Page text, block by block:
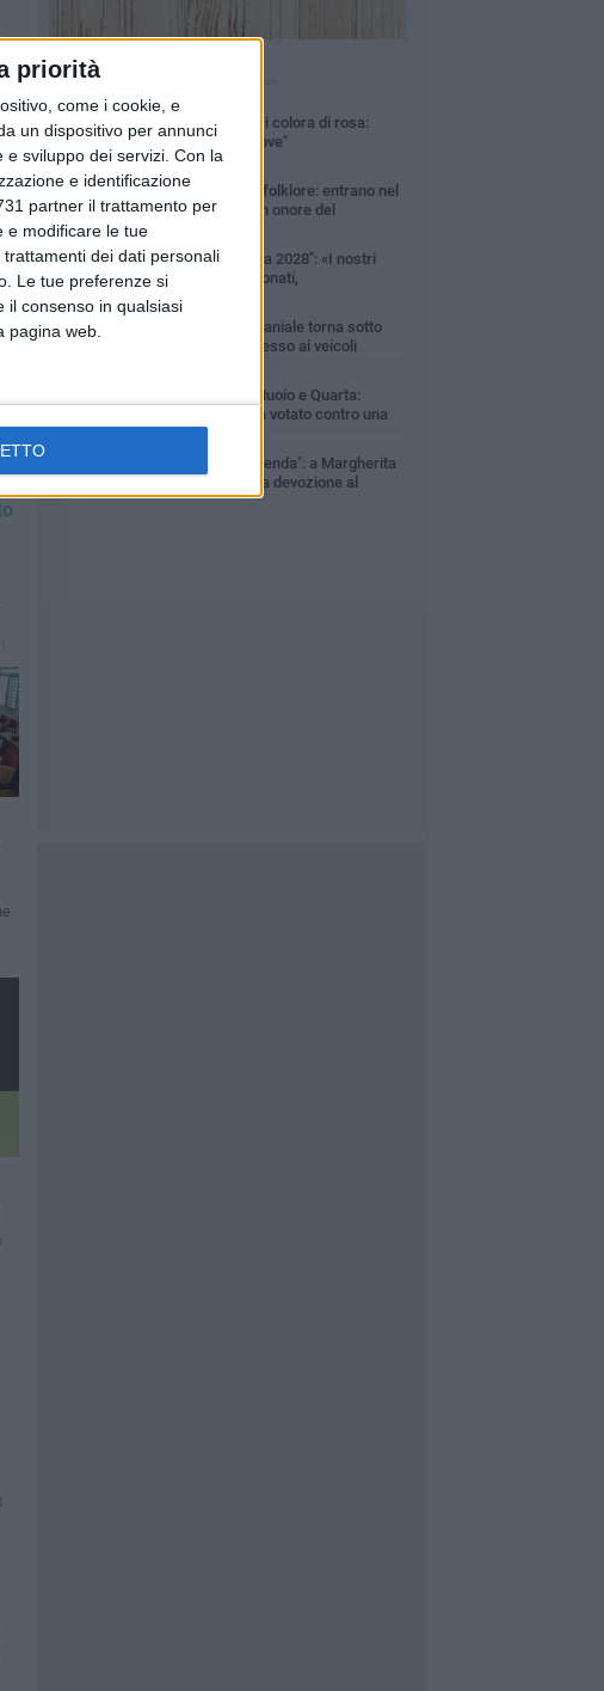
priorità
come i cookie, e
un dispositivo per annunci
sviluppo dei servizi. Con la
e identificazione
partner il trattamento per
e modificare le tue
dei dati personali
Le tue preferenze si
il consenso in qualsiasi
pagina web.
PIÙ LETTI QUESTA SETTIMANA
SABATO 1 AGOSTO
Margherita di Savoia si colora di rosa:
domani torna "Pink&Love"
DOMENICA 2 AGOSTO
Tra fede, tradizione e folklore: entrano nel
vivo i festeggiamenti in onore del
Santissimo Salvatore
LUNEDÌ 3 AGOSTO
Movimento "Margherita 2028": «I nostri
commercianti abbandonati,
l'amministrazione Lodispoto affossa la città»
LUNEDÌ 3 AGOSTO
Zona Orno, l’area demaniale torna sotto
controllo: vietato l’accesso ai veicoli
Consiglio comunale, Muoio e Quarta:
«L’intera minoranza ha votato contro una
delibera che aumenta la TARI»
"Come nasce una leggenda": a Margherita
di Savoia va in scena la devozione al
Santissimo Salvatore